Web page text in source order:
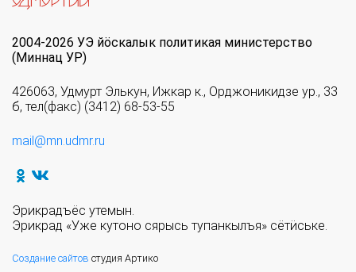
2004-2026 УЭ йöскалык политикая министерство
(Миннац УР)
426063, Удмурт Элькун, Ижкар к., Орджоникидзе ур., 33
б, тел(факс) (3412) 68-53-55
mail@mn.udmr.ru
Эрикрадъёс утемын.
Эрикрад «Уже кутоно сярысь тупанкылъя» сётӥське.
Создание сайтов студия Артико